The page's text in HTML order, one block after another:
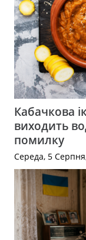
Кабачкова
виходить
помилку
Середа, 5